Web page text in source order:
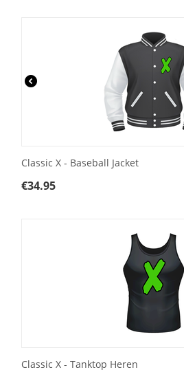
Classic X - Baseball Jacket
€34.95
Classic X - Tanktop Heren